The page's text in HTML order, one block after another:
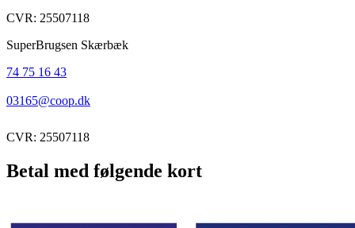
CVR: 25507118
SuperBrugsen Skærbæk
74 75 16 43
03165@coop.dk
CVR: 25507118
Betal med følgende kort